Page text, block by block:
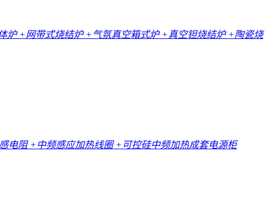
炉+网带式烧结炉+气氛真空箱式炉+真空钽烧结炉+陶瓷烧
电阻 +中频感应加热线圈+可控硅中频加热成套电源柜